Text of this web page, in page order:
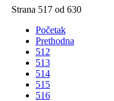
Strana 517 od 630
Početak
Prethodna
512
513
514
515
516